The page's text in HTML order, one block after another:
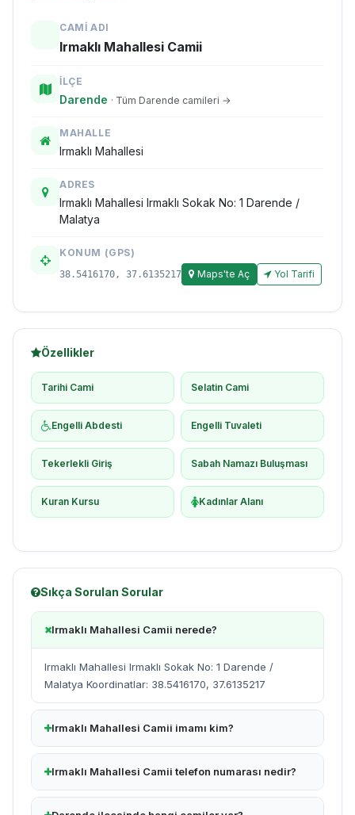
CAMI ADI
Irmaklı Mahallesi Camii
İLÇE
Darende · Tüm Darende camileri →
MAHALLE
Irmaklı Mahallesi
ADRES
Irmaklı Mahallesi Irmaklı Sokak No: 1 Darende /
Malatya
KONUM (GPS)
38.5416170, 37.6135217 Maps'te Aç Yol Tarifi
Özellikler
Tarihi Cami Selatin Cami
Engelli Abdesti Engelli Tuvaleti
Tekerlekli Giriş Sabah Namazı Buluşması
Kuran Kursu Kadınlar Alanı
Sıkça Sorulan Sorular
Irmaklı Mahallesi Camii nerede?
Irmaklı Mahallesi Irmaklı Sokak No: 1 Darende /
Malatya Koordinatlar: 38.5416170, 37.6135217
Irmaklı Mahallesi Camii imamı kim?
Irmaklı Mahallesi Camii telefon numarası nedir?